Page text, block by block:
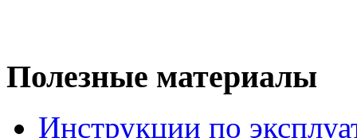
Полезные материалы
Инструкции по